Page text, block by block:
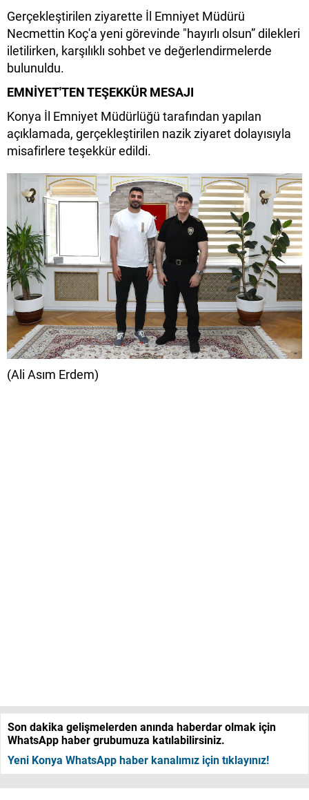
Gerçekleştirilen ziyarette İl Emniyet Müdürü
Necmettin Koç'a yeni görevinde "hayırlı olsun” dilekleri
iletilirken, karşılıklı sohbet ve değerlendirmelerde
bulunuldu.
EMNİYET'TEN TEŞEKKÜR MESAJI
Konya İl Emniyet Müdürlüğü tarafından yapılan
açıklamada, gerçekleştirilen nazik ziyaret dolayısıyla
misafirlere teşekkür edildi.
(Ali Asım Erdem)
Son dakika gelişmelerden anında haberdar olmak için
WhatsApp haber grubumuza katılabilirsiniz.
Yeni Konya WhatsApp haber kanalımız için tıklayınız!